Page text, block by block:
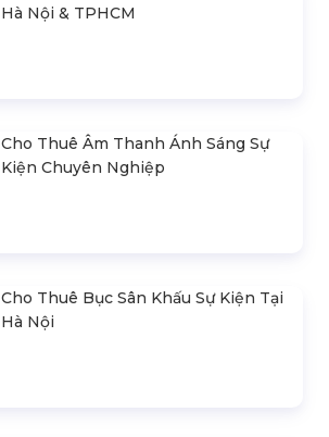
Hà Nội & TPHCM
Cho Thuê Âm Thanh Ánh Sáng Sự
Kiện Chuyên Nghiệp
Cho Thuê Bục Sân Khấu Sự Kiện Tại
Hà Nội